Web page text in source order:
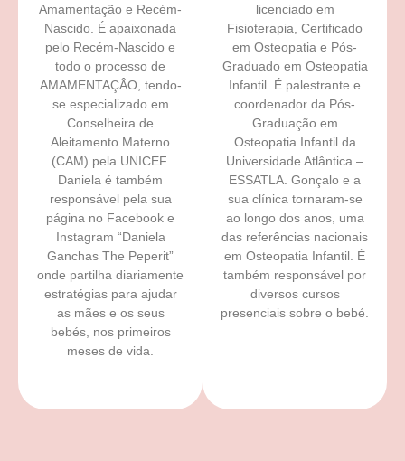
Amamentação e Recém-
Nascido. É apaixonada
pelo Recém-Nascido e
todo o processo de
AMAMENTAÇÂO, tendo-
se especializado em
Conselheira de
Aleitamento Materno
(CAM) pela UNICEF.
Daniela é também
responsável pela sua
página no Facebook e
Instagram “Daniela
Ganchas The Peperit”
onde partilha diariamente
estratégias para ajudar
as mães e os seus
bebés, nos primeiros
meses de vida.
licenciado em
Fisioterapia, Certificado
em Osteopatia e Pós-
Graduado em Osteopatia
Infantil. É palestrante e
coordenador da Pós-
Graduação em
Osteopatia Infantil da
Universidade Atlântica –
ESSATLA. Gonçalo e a
sua clínica tornaram-se
ao longo dos anos, uma
das referências nacionais
em Osteopatia Infantil. É
também responsável por
diversos cursos
presenciais sobre o bebé.